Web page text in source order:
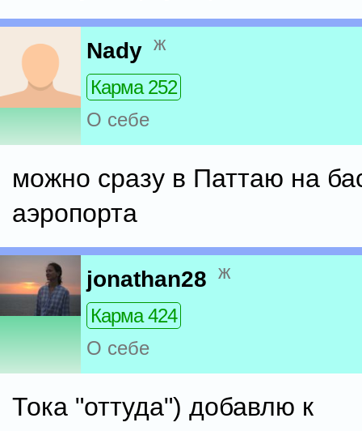
Nady ж
Карма 252
О себе
можно сразу в Паттаю на
аэропорта
jonathan28 ж
Карма 424
О себе
Тока "оттуда") добавлю к